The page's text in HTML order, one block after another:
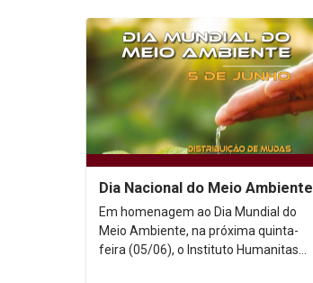
Dia Nacional do Meio Ambiente
Em homenagem ao Dia Mundial do
Meio Ambiente, na próxima quinta-
feira (05/06), o Instituto Humanitas